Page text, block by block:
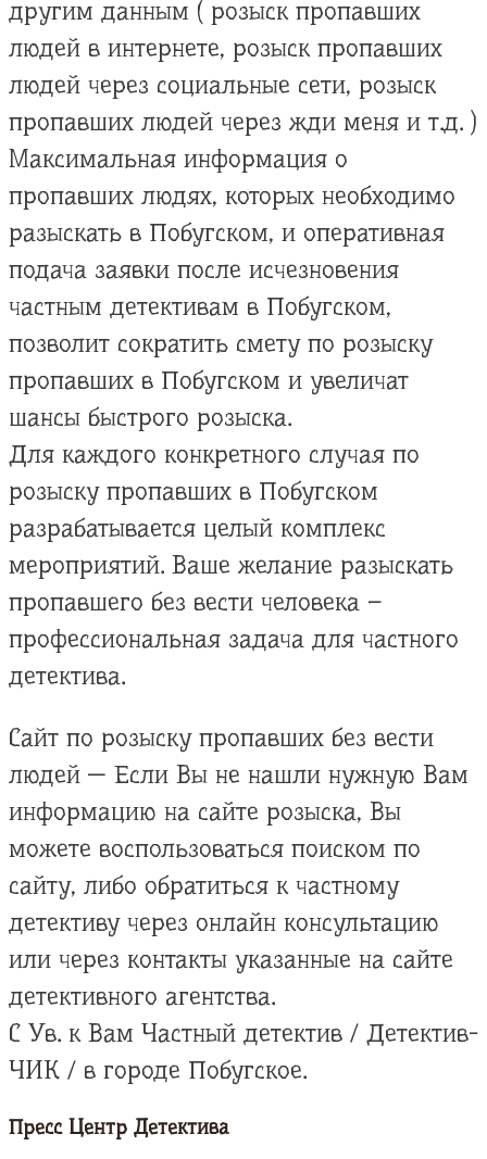
другим данным ( розыск пропавших
людей в интернете, розыск пропавших
людей через социальные сети, розыск
пропавших людей через жди меня и т.д. )
Максимальная информация о
пропавших людях, которых необходимо
разыскать в Побугском, и оперативная
подача заявки после исчезновения
частным детективам в Побугском,
позволит сократить смету по розыску
пропавших в Побугском и увеличат
шансы быстрого розыска.
Для каждого конкретного случая по
розыску пропавших в Побугском
разрабатывается целый комплекс
мероприятий. Ваше желание разыскать
пропавшего без вести человека –
профессиональная задача для частного
детектива.
Сайт по розыску пропавших без вести
людей — Если Вы не нашли нужную Вам
информацию на сайте розыска, Вы
можете воспользоваться поиском по
сайту, либо обратиться к частному
детективу через онлайн консультацию
или через контакты указанные на сайте
детективного агентства.
С Ув. к Вам Частный детектив / Детектив-
ЧИК / в городе Побугское.
Пресс Центр Детектива